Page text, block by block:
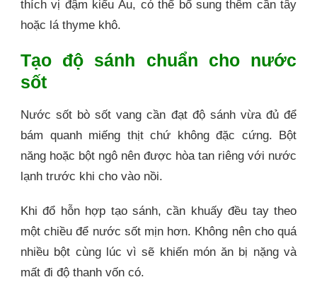
thích vị đậm kiểu Âu, có thể bổ sung thêm cần tây
hoặc lá thyme khô.
Tạo độ sánh chuẩn cho nước
sốt
Nước sốt bò sốt vang cần đạt độ sánh vừa đủ để
bám quanh miếng thịt chứ không đặc cứng. Bột
năng hoặc bột ngô nên được hòa tan riêng với nước
lạnh trước khi cho vào nồi.
Khi đổ hỗn hợp tạo sánh, cần khuấy đều tay theo
một chiều để nước sốt mịn hơn. Không nên cho quá
nhiều bột cùng lúc vì sẽ khiến món ăn bị nặng và
mất đi độ thanh vốn có.